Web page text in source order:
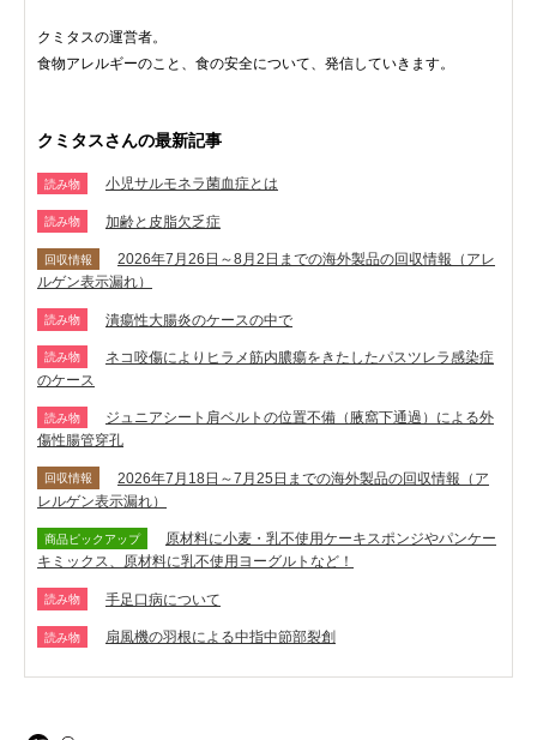
クミタスの運営者。
食物アレルギーのこと、食の安全について、発信していきます。
クミタスさんの最新記事
読み物 小児サルモネラ菌血症とは
読み物 加齢と皮脂欠乏症
回収情報
2026年7月26日～8月2日までの海外製品の回収情報（アレ
ルゲン表示漏れ）
読み物 潰瘍性大腸炎のケースの中で
読み物
ネコ咬傷によりヒラメ筋内膿瘍をきたしたパスツレラ感染症
のケース
読み物
ジュニアシート肩ベルトの位置不備（腋窩下通過）による外
傷性腸管穿孔
回収情報
2026年7月18日～7月25日までの海外製品の回収情報（ア
レルゲン表示漏れ）
商品ピックアップ
原材料に小麦・乳不使用ケーキスポンジやパンケー
キミックス、原材料に乳不使用ヨーグルトなど！
読み物 手足口病について
読み物 扇風機の羽根による中指中節部裂創